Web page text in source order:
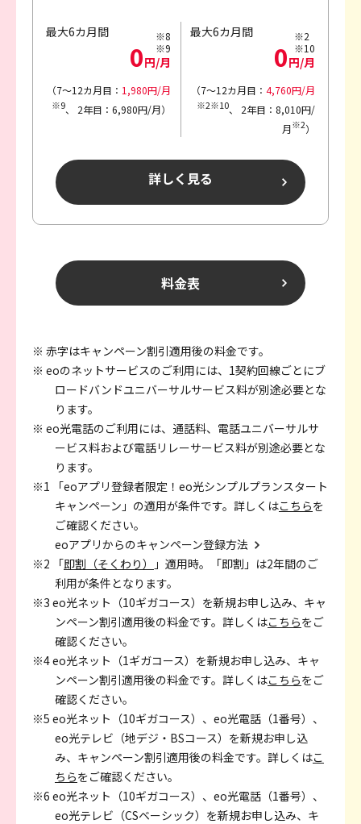
最大6カ月間
0円/月
※8
※9
（7～12カ月目： 1,980円/月
※9、 2年目：6,980円/月）
最大6カ月間
0円/月
※2
※10
（7～12カ月目： 4,760円/月
※2※10、
2年目：8,010円/
月※2）
詳しく見る
料金表
※ 赤字はキャンペーン割引適用後の料金です。
※ eoのネットサービスのご利用には、1契約回線ごとにブ
ロードバンドユニバーサルサービス料が別途必要とな
ります。
※ eo光電話のご利用には、通話料、電話ユニバーサルサ
ービス料および電話リレーサービス料が別途必要とな
ります。
※1 「eoアプリ登録者限定！eo光シンプルプランスタート
キャンペーン」の適用が条件です。詳しくはこちらを
ご確認ください。
eoアプリからのキャンペーン登録方法
※2 「即割（そくわり）
」適用時。「即割」は2年間のご
利用が条件となります。
※3 eo光ネット（10ギガコース）を新規お申し込み、キャ
ンペーン割引適用後の料金です。詳しくはこちらをご
確認ください。
※4 eo光ネット（1ギガコース）を新規お申し込み、キャ
ンペーン割引適用後の料金です。詳しくはこちらをご
確認ください。
※5 eo光ネット（10ギガコース）、eo光電話（1番号）、
eo光テレビ（地デジ・BSコース）を新規お申し込
み、キャンペーン割引適用後の料金です。詳しくはこ
ちらをご確認ください。
※6 eo光ネット（10ギガコース）、eo光電話（1番号）、
eo光テレビ（CSベーシック）を新規お申し込み、キ